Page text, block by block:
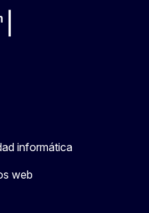
informática
web